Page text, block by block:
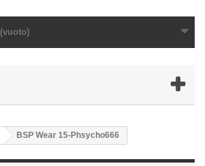
(vuoto)
BSP Wear 15-Phsycho666